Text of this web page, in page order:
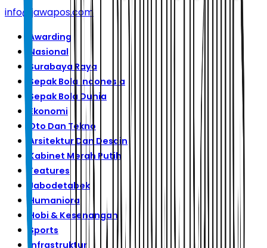
info@jawapos.com
Awarding
Nasional
Surabaya Raya
Sepak Bola Indonesia
Sepak Bola Dunia
Ekonomi
Oto Dan Tekno
Arsitektur Dan Desain
Kabinet Merah Putih
Features
Jabodetabek
Humaniora
Hobi & Kesenangan
Sports
Infrastruktur